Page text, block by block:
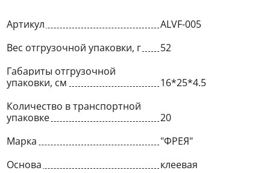
Артикул
ALVF-005
Вес отгрузочной упаковки, г
52
Габариты отгрузочной
упаковки, см
16*25*4.5
Количество в транспортной
упаковке
20
Марка
"ФРЕЯ"
Основа
клеевая